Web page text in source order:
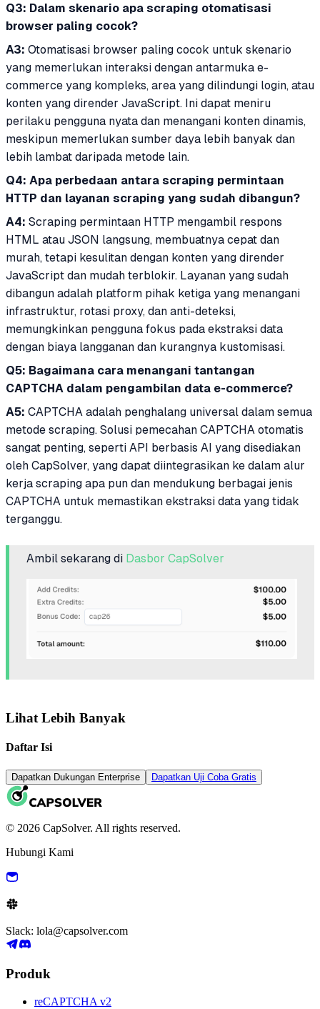
Q3: Dalam skenario apa scraping otomatisasi
browser paling cocok?
A3: Otomatisasi browser paling cocok untuk skenario
yang memerlukan interaksi dengan antarmuka e-
commerce yang kompleks, area yang dilindungi login, atau
konten yang dirender JavaScript. Ini dapat meniru
perilaku pengguna nyata dan menangani konten dinamis,
meskipun memerlukan sumber daya lebih banyak dan
lebih lambat daripada metode lain.
Q4: Apa perbedaan antara scraping permintaan
HTTP dan layanan scraping yang sudah dibangun?
A4: Scraping permintaan HTTP mengambil respons
HTML atau JSON langsung, membuatnya cepat dan
murah, tetapi kesulitan dengan konten yang dirender
JavaScript dan mudah terblokir. Layanan yang sudah
dibangun adalah platform pihak ketiga yang menangani
infrastruktur, rotasi proxy, dan anti-deteksi,
memungkinkan pengguna fokus pada ekstraksi data
dengan biaya langganan dan kurangnya kustomisasi.
Q5: Bagaimana cara menangani tantangan
CAPTCHA dalam pengambilan data e-commerce?
A5: CAPTCHA adalah penghalang universal dalam semua
metode scraping. Solusi pemecahan CAPTCHA otomatis
sangat penting, seperti API berbasis AI yang disediakan
oleh CapSolver, yang dapat diintegrasikan ke dalam alur
kerja scraping apa pun dan mendukung berbagai jenis
CAPTCHA untuk memastikan ekstraksi data yang tidak
terganggu.
Ambil sekarang di Dasbor CapSolver
Lihat Lebih Banyak
Daftar Isi
Dapatkan Dukungan Enterprise Dapatkan Uji Coba Gratis
© 2026 CapSolver. All rights reserved.
Hubungi Kami
Slack: lola@capsolver.com
Produk
reCAPTCHA v2